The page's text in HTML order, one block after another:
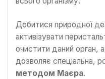
Добитися природної
активізувати
очистити даний орган,
дозволяє спеціальна,
методом Маєра.